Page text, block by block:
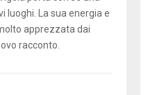
luoghi. La sua energia e
apprezzata dai
racconto.